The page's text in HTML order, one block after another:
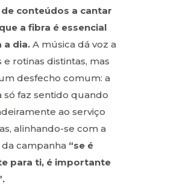
conteúdos a cantar
a fibra é essencial
a dia. A música dá voz a
e rotinas distintas, mas
desfecho comum: a
só faz sentido quando
ao serviço
alinhando-se com a
campanha “se é
para ti, é importante